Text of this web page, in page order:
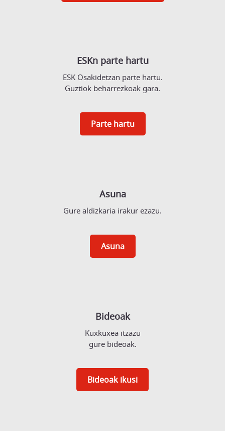
ESKn parte hartu
ESK Osakidetzan parte hartu.
Guztiok beharrezkoak gara.
Parte hartu
Asuna
Gure aldizkaria irakur ezazu.
Asuna
Bideoak
Kuxkuxea itzazu
gure bideoak.
Bideoak ikusi